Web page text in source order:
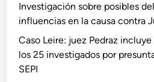
Investigación sobre posibles
influencias en la causa contra
Caso Leire: juez Pedraz
los 25 investigados por
SEPI